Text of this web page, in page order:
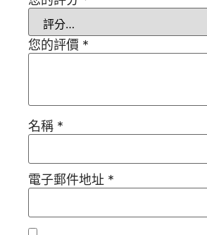
您的評價 *
名稱 *
電子郵件地址 *